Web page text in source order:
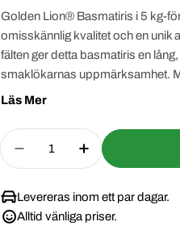
Golden Lion® Basmatiris i 5 kg-
omisskännlig kvalitet och en unik
fälten ger detta basmatiris en
smaklökarnas uppmärksamhet.
ris en oumbärlig ingrediens i ditt
Läs Mer
Quantity
Decrease Quantity
Increase
Levereras inom ett par dagar.
Alltid vänliga priser.